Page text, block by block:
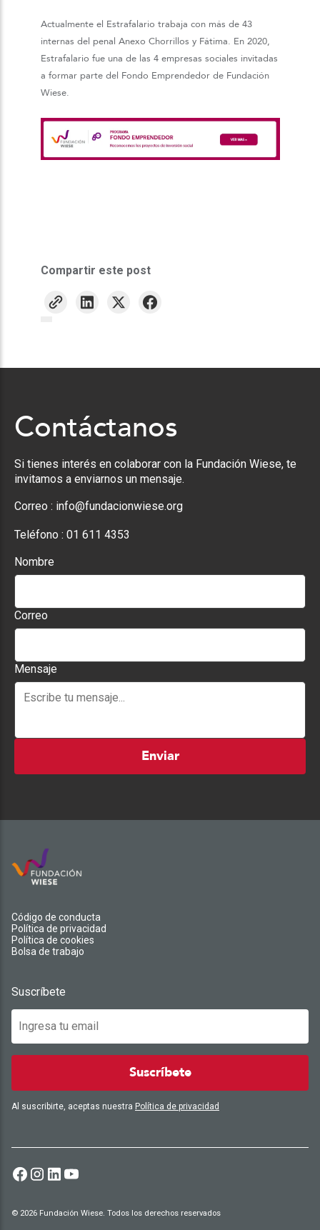
Actualmente el Estrafalario trabaja con más de 43
internas del penal Anexo Chorrillos y Fátima. En 2020,
Estrafalario fue una de las 4 empresas sociales invitadas
a formar parte del Fondo Emprendedor de Fundación
Wiese.
Compartir este post
Contáctanos
Si tienes interés en colaborar con la Fundación Wiese, te
invitamos a enviarnos un mensaje.
Correo : info@fundacionwiese.org
Teléfono : 01 611 4353
Nombre
Correo
Mensaje
Enviar
Código de conducta
Política de privacidad
Política de cookies
Bolsa de trabajo
Suscríbete
Suscríbete
Al suscribirte, aceptas nuestra Política de privacidad
© 2026 Fundación Wiese. Todos los derechos reservados